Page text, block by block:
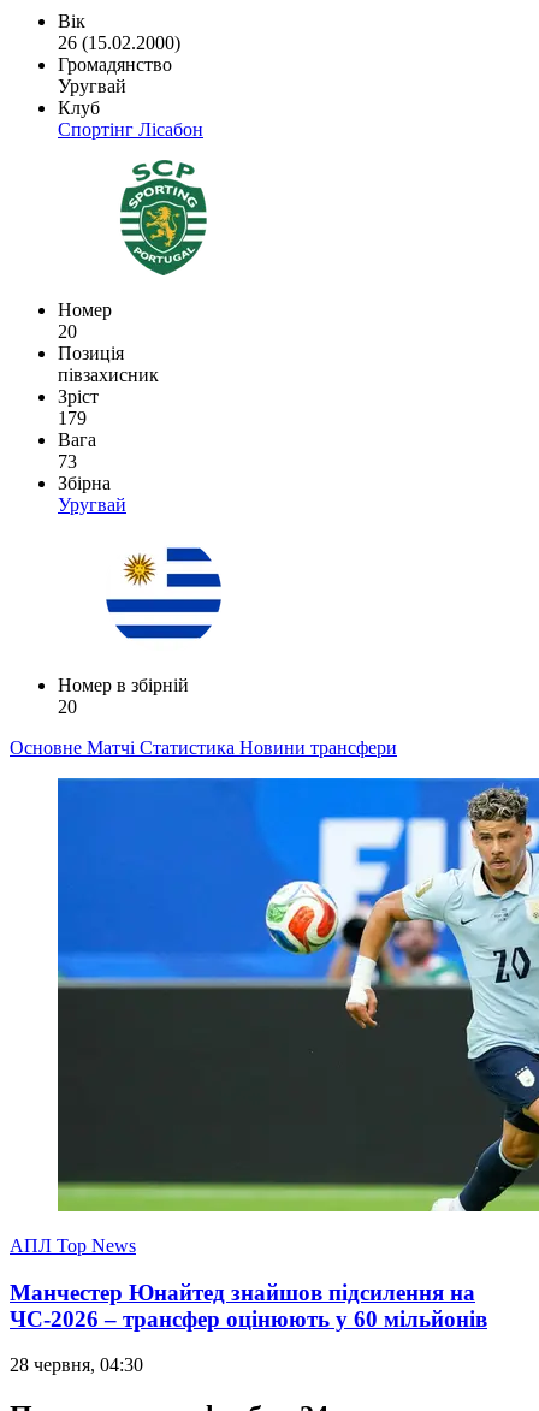
Вік
26 (15.02.2000)
Громадянство
Уругвай
Клуб
Спортінг Лісабон
Номер
20
Позиція
півзахисник
Зріст
179
Вага
73
Збірна
Уругвай
Номер в збірній
20
Основне Матчі Статистика Новини трансфери
АПЛ Top News
Манчестер Юнайтед знайшов підсилення на
ЧС-2026 – трансфер оцінюють у 60 мільйонів
28 червня, 04:30